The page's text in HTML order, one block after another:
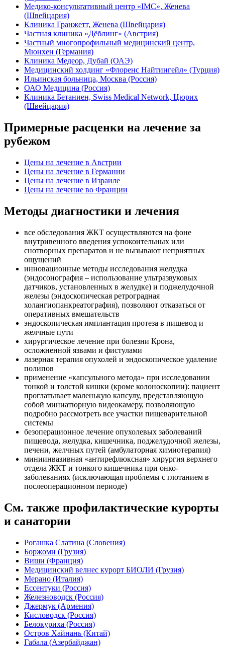
Медико-консультативный центр «IMC», Женева
(Швейцария)
Клиника Гранжетт, Женева (Швейцария)
Частная клиника «Дёблинг» (Австрия)
Частный многопрофильный медицинский центр,
Мюнхен (Германия)
Клиника Медеор, Дубай (ОАЭ)
Медицинский холдинг «Флоренс Найтингейл» (Турция)
Ильинская больница, Москва (Россия)
ОАО Медицина (Россия)
Клиника Бетаниен, Swiss Medical Network, Цюрих
(Швейцария)
Примерные расценки на лечение за
рубежом
Цены на лечение в Австрии
Цены на лечение в Германии
Цены на лечение в Израиле
Цены на лечение во Франции
Методы диагностики и лечения
все обследования ЖКТ осуществляются на фоне
внутривенного введения успокоительных или
снотворных препаратов и не вызывают неприятных
ощущений
инновационные методы исследования желудка
(эндосонография – использование ультразвуковых
датчиков, установленных в желудке) и поджелудочной
железы (эндоскопическая ретроградная
холангиопанкреатография), позволяют отказаться от
оперативных вмешательств
эндоскопическая имплантация протеза в пищевод и
желчные пути
хирургическое лечение при болезни Крона,
осложненной язвами и фистулами
лазерная терапия опухолей и эндоскопическое удаление
полипов
применение «капсульного метода» при исследовании
тонкой и толстой кишки (кроме колоноскопии): пациент
проглатывает маленькую капсулу, представляющую
собой миниатюрную видеокамеру, позволяющую
подробно рассмотреть все участки пищеварительной
системы
безоперационное лечение опухолевых заболеваний
пищевода, желудка, кишечника, поджелудочной железы,
печени, желчных путей (амбулаторная химиотерапия)
миниинвазивная «антирефлюксная» хирургия верхнего
отдела ЖКТ и тонкого кишечника при онко-
заболеваниях (исключающая проблемы с глотанием в
послеоперационном периоде)
См. также профилактические курорты
и санатории
Рогашка Слатина (Словения)
Боржоми (Грузия)
Виши (Франция)
Медицинский велнес курорт БИОЛИ (Грузия)
Мерано (Италия)
Ессентуки (Россия)
Железноводск (Россия)
Джермук (Армения)
Кисловодск (Россия)
Белокуриха (Россия)
Остров Хайнань (Китай)
Габала (Азербайджан)